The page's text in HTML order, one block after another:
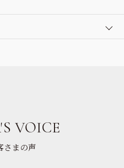
VOICE
さまの声